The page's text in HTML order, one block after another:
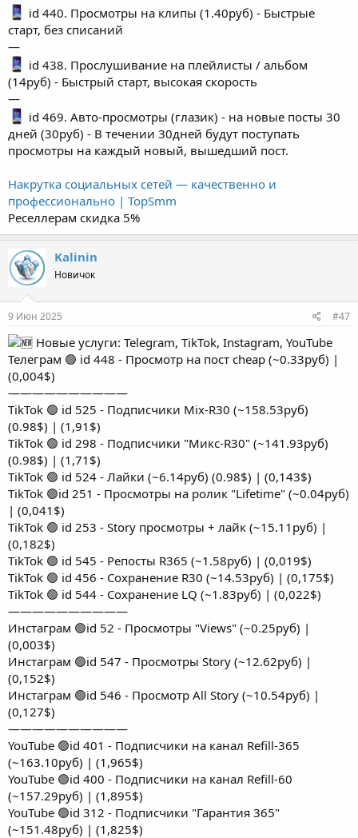
id 440. Просмотры на клипы (1.40руб) - Быстрые
старт, без списаний
—
id 438. Прослушивание на плейлисты / альбом
(14руб) - Быстрый старт, высокая скорость
—
id 469. Авто-просмотры (глазик) - на новые посты 30
дней (30руб) - В течении 30дней будут поступать
просмотры на каждый новый, вышедший пост.
Накрутка социальных сетей — качественно и
профессионально | TopSmm
Реселлерам скидка 5%
Kalinin
Новичок
9 Июн 2025 #47
Новые услуги: Telegram, TikTok, Instagram, YouTube
Телеграм 🟢 id 448 - Просмотр на пост cheap (~0.33руб) |
(0,004$)
——————————
TikTok 🟢 id 525 - Подписчики Mix-R30 (~158.53руб)
(0.98$) | (1,91$)
TikTok 🟢 id 298 - Подписчики "Микс-R30" (~141.93руб)
(0.98$) | (1,71$)
TikTok 🟢 id 524 - Лайки (~6.14руб) (0.98$) | (0,143$)
TikTok 🟢id 251 - Просмотры на ролик "Lifetime" (~0.04руб)
| (0,041$)
TikTok 🟢 id 253 - Story просмотры + лайк (~15.11руб) |
(0,182$)
TikTok 🟢 id 545 - Репосты R365 (~1.58руб) | (0,019$)
TikTok 🟢 id 456 - Сохранение R30 (~14.53руб) | (0,175$)
TikTok 🟢 id 544 - Сохранение LQ (~1.83руб) | (0,022$)
——————————
Инстаграм 🟢id 52 - Просмотры "Views" (~0.25руб) |
(0,003$)
Инстаграм 🟢id 547 - Просмотры Story (~12.62руб) |
(0,152$)
Инстаграм 🟢id 546 - Просмотр All Story (~10.54руб) |
(0,127$)
——————————
YouTube 🟢id 401 - Подписчики на канал Refill-365
(~163.10руб) | (1,965$)
YouTube 🟢id 400 - Подписчики на канал Refill-60
(~157.29руб) | (1,895$)
YouTube 🟢id 312 - Подписчики "Гарантия 365"
(~151.48руб) | (1,825$)